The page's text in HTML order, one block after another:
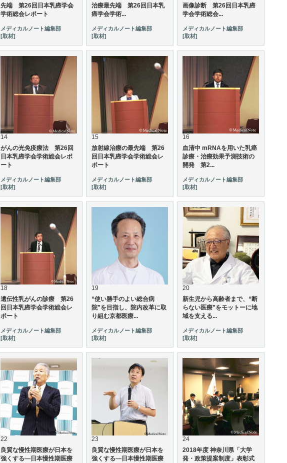
先端 第26回日本乳癌学会
学術総会レポート
メディカルノート編集部
[取材]
治療最先端 第26回日本乳
癌学会学術...
メディカルノート編集部
[取材]
画像診断 第26回日本乳癌
学会学術総会...
メディカルノート編集部
[取材]
14
がんの光免疫療法 第26回
日本乳癌学会学術総会レポ
ート
メディカルノート編集部
[取材]
15
放射線治療の最先端 第26
回日本乳癌学会学術総会レ
ポート
メディカルノート編集部
[取材]
16
血清中 mRNAを用いた乳癌
診療・治療効果予測技術の
開発 第2...
メディカルノート編集部
[取材]
18
遺伝性乳がんの診療 第26
回日本乳癌学会学術総会レ
ポート
メディカルノート編集部
[取材]
19
“使い勝手のよい総合病
院”を目指し、院内改革に取
り組む京都医療...
メディカルノート編集部
[取材]
20
新生児から高齢者まで、“断
らない医療”をモットーに地
域を支える...
メディカルノート編集部
[取材]
22
良質な慢性期医療が日本を
強くする—日本慢性期医療
23
良質な慢性期医療が日本を
強くする—日本慢性期医療
24
2018年度 神奈川県「大学
発・政策提案制度」表彰式